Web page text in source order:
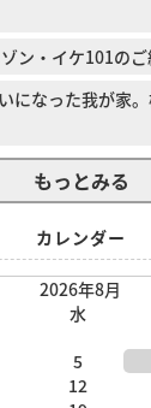
ン・イケ101の
になった我が家
もっとみる
カレンダー
2026年8月
水
5
12